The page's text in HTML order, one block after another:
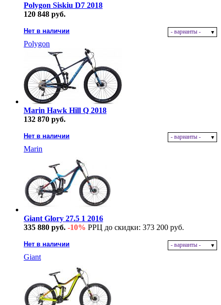
Polygon Siskiu D7 2018
120 848 руб.
Нет в наличии - варианты -
Polygon
Marin Hawk Hill Q 2018
132 870 руб.
Нет в наличии - варианты -
Marin
Giant Glory 27.5 1 2016
335 880 руб. -10% РРЦ до скидки: 373 200 руб.
Нет в наличии - варианты -
Giant